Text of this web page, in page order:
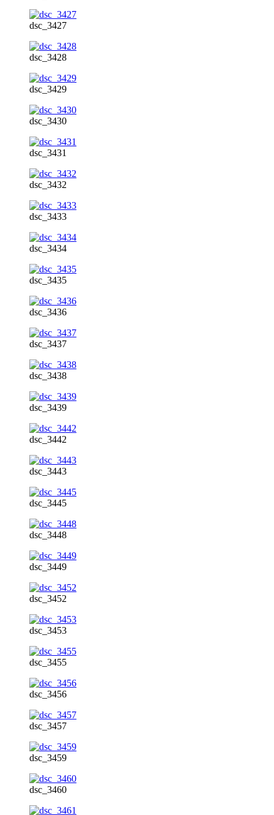
dsc_3427
dsc_3428
dsc_3429
dsc_3430
dsc_3431
dsc_3432
dsc_3433
dsc_3434
dsc_3435
dsc_3436
dsc_3437
dsc_3438
dsc_3439
dsc_3442
dsc_3443
dsc_3445
dsc_3448
dsc_3449
dsc_3452
dsc_3453
dsc_3455
dsc_3456
dsc_3457
dsc_3459
dsc_3460